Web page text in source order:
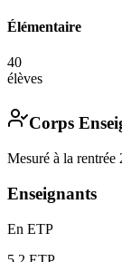
Élémentaire
40
élèves
Corps
Mesuré à la rentrée
Enseignants
En ETP